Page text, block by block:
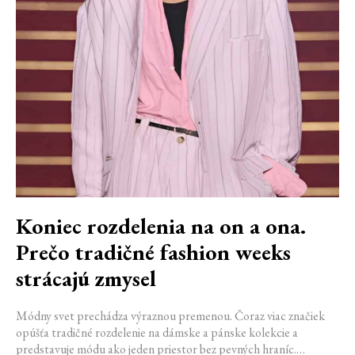
Koniec rozdelenia na on a ona.
Prečo tradičné fashion weeks
strácajú zmysel
Módny svet prechádza výraznou premenou. Čoraz viac značiek
opúšťa tradičné rozdelenie na dámske a pánske kolekcie a
predstavuje módu ako jeden priestor bez pevných hraníc.